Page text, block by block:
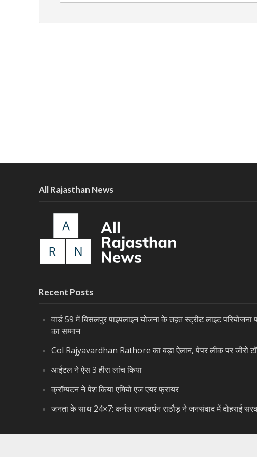
All Rajasthan News
Recent Posts
वार्ड 59 में बिसलपुर पाइपलाइन योजना के तहत स्ट्रीट लाइट परियोजना
का सम्मान
Col Rajyavardhan Rathore का बड़ा ऐलान, पेपर लीक पर जीरो
आईटल ने ऐस 3 हीरा लांच किया
क्रॉम्पटन ने पेश किया एमियो एज एयर फ्रायर
जनता के साथ 24×7: कर्नल राज्यवर्धन राठौड़ ने जनसंवाद में दोहराई